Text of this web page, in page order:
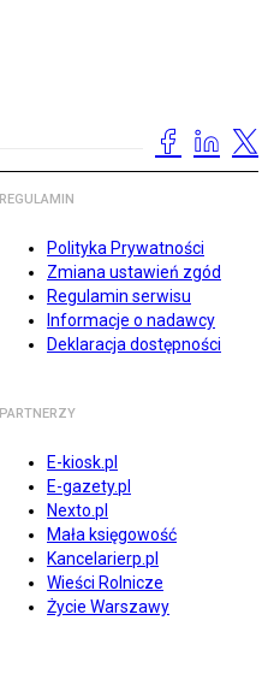
REGULAMIN
Polityka Prywatności
Zmiana ustawień zgód
Regulamin serwisu
Informacje o nadawcy
Deklaracja dostępności
PARTNERZY
E-kiosk.pl
E-gazety.pl
Nexto.pl
Mała księgowość
Kancelarierp.pl
Wieści Rolnicze
Życie Warszawy